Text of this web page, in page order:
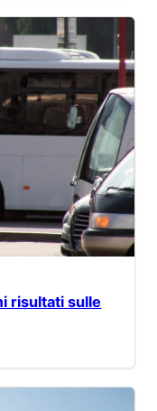
risultati sulle